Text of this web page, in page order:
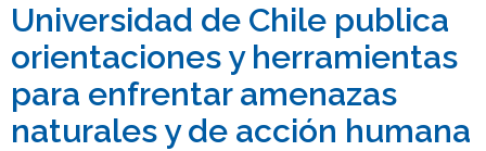
Funcionarias/os
Egresadas/os
Universidad de Chile publica
orientaciones y herramientas
para enfrentar amenazas
naturales y de acción humana